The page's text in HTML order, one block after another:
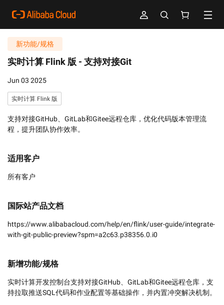
新功能/规格
实时计算 Flink 版 - 支持对接Git
Jun 03 2025
实时计算 Flink 版
支持对接GitHub、GitLab和Gitee远程仓库，优化代码版本管理流
程，提升团队协作效率。
适用客户
所有客户
国际站产品文档
https://www.alibabacloud.com/help/en/flink/user-guide/integrate-
with-git-public-preview?spm=a2c63.p38356.0.i0
新增功能/规格
实时计算开发控制台支持对接GitHub、GitLab和Gitee远程仓库，支
持拉取推送SQL代码和作业配置等基础操作，并内置冲突解决机制。